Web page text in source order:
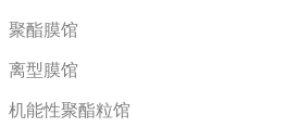
聚酯膜馆
离型膜馆
机能性聚酯粒馆